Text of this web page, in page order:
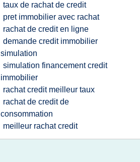
taux de rachat de credit
pret immobilier avec rachat
rachat de credit en ligne
demande credit immobilier
simulation
simulation financement credit
immobilier
rachat credit meilleur taux
rachat de credit de
consommation
meilleur rachat credit